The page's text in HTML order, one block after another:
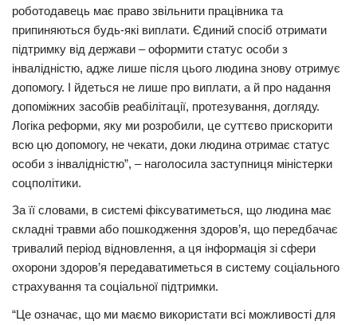
роботодавець має право звільнити працівника та
припиняються будь-які виплати. Єдиний спосіб отримати
підтримку від держави – оформити статус особи з
інвалідністю, адже лише після цього людина знову отримує
допомогу. І йдеться не лише про виплати, а й про надання
допоміжних засобів реабілітації, протезування, догляду.
Логіка реформи, яку ми розробили, це суттєво прискорити
всю цю допомогу, не чекати, доки людина отримає статус
особи з інвалідністю”, – наголосила заступниця міністерки
соцполітики.
За її словами, в системі фіксуватиметься, що людина має
складні травми або пошкодження здоров’я, що передбачає
тривалий період відновлення, а ця інформація зі сфери
охорони здоров’я передаватиметься в систему соціального
страхування та соціальної підтримки.
“Це означає, що ми маємо використати всі можливості для